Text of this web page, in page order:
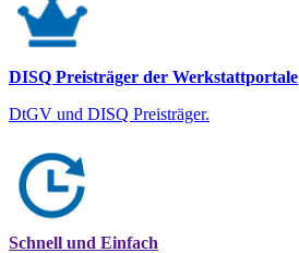
DISQ Preisträger der Werkstattportale
DtGV und DISQ Preisträger.
Schnell und Einfach